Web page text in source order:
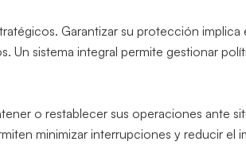
Garantizar su protección
Un sistema integral permite gestionar
o restablecer sus operaciones ante
minimizar interrupciones y reducir el